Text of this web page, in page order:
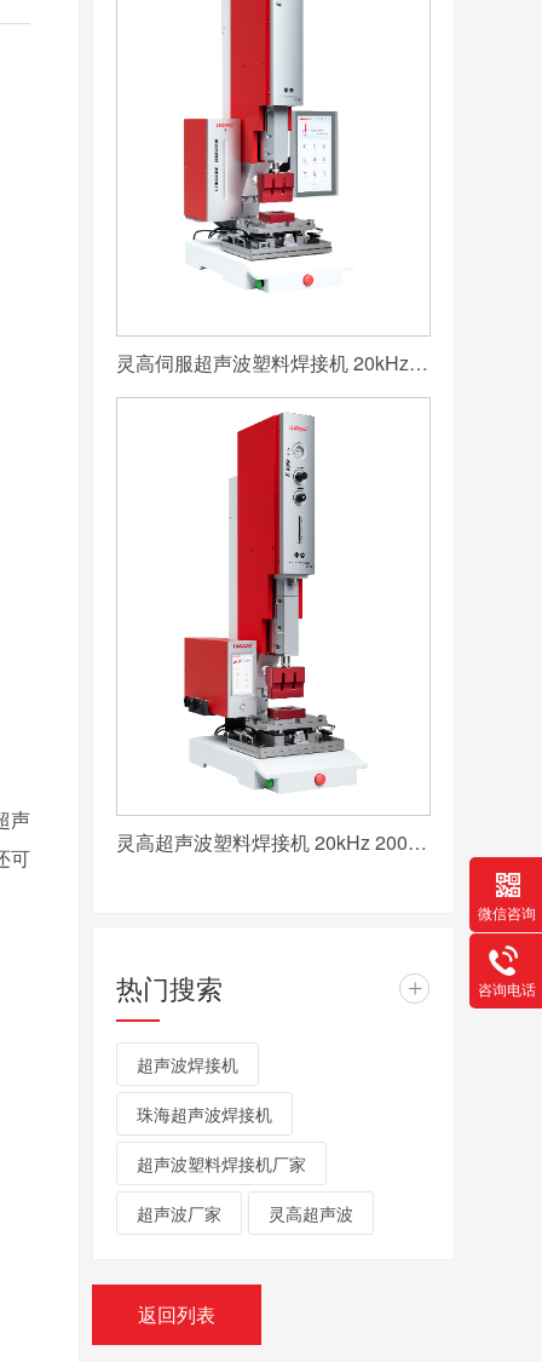
声
可
灵高伺服超声波塑料焊接机 20kHz 2000/3000W K3000 Servo
灵高超声波塑料焊接机 20kHz 2000/3000W K3000 Pro
热门搜索 +
超声波焊接机
珠海超声波焊接机
超声波塑料焊接机厂家
超声波厂家 灵高超声波
返回列表
微信咨询
咨询电话